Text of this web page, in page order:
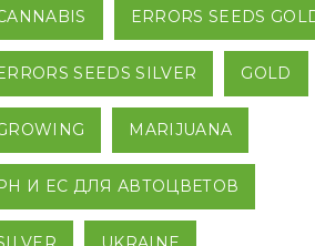
ERRORS SEEDS
SEEDS SILVER GOLD
MARIJUANA
И EC ДЛЯ АВТОЦВЕТОВ